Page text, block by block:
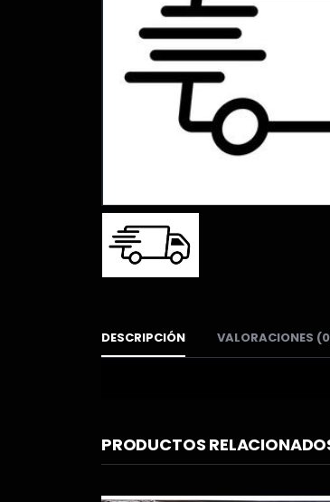
DESCRIPCIÓN VALORACIONES
PRODUCTOS